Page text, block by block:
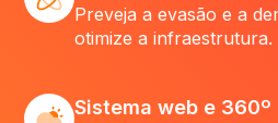
Preveja a evasão e a
otimize a infraestrutura.
Sistema web e 360º